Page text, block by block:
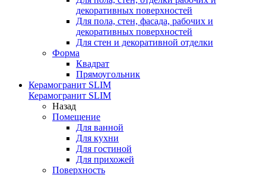
декоративных поверхностей
Для пола, стен, фасада, рабочих и
декоративных поверхностей
Для стен и декоративной отделки
Форма
Квадрат
Прямоугольник
Керамогранит SLIM
Керамогранит SLIM
Назад
Помещение
Для ванной
Для кухни
Для гостиной
Для прихожей
Поверхность